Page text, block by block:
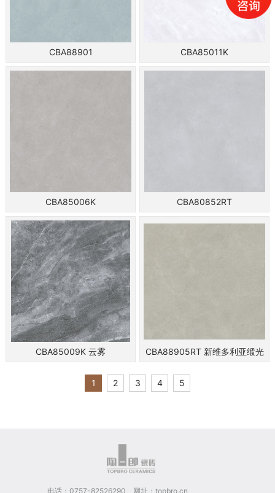
CBA88901 CBA85011K
CBA85006K CBA80852RT
CBA85009K 云雾 CBA88905RT 新维多利亚缎光
1 2 3 4 5
电话：0757-82526290 网址：topbro.cn